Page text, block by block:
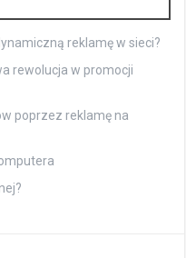
reklamę w sieci?
rewolucja w promocji
poprzez reklamę na